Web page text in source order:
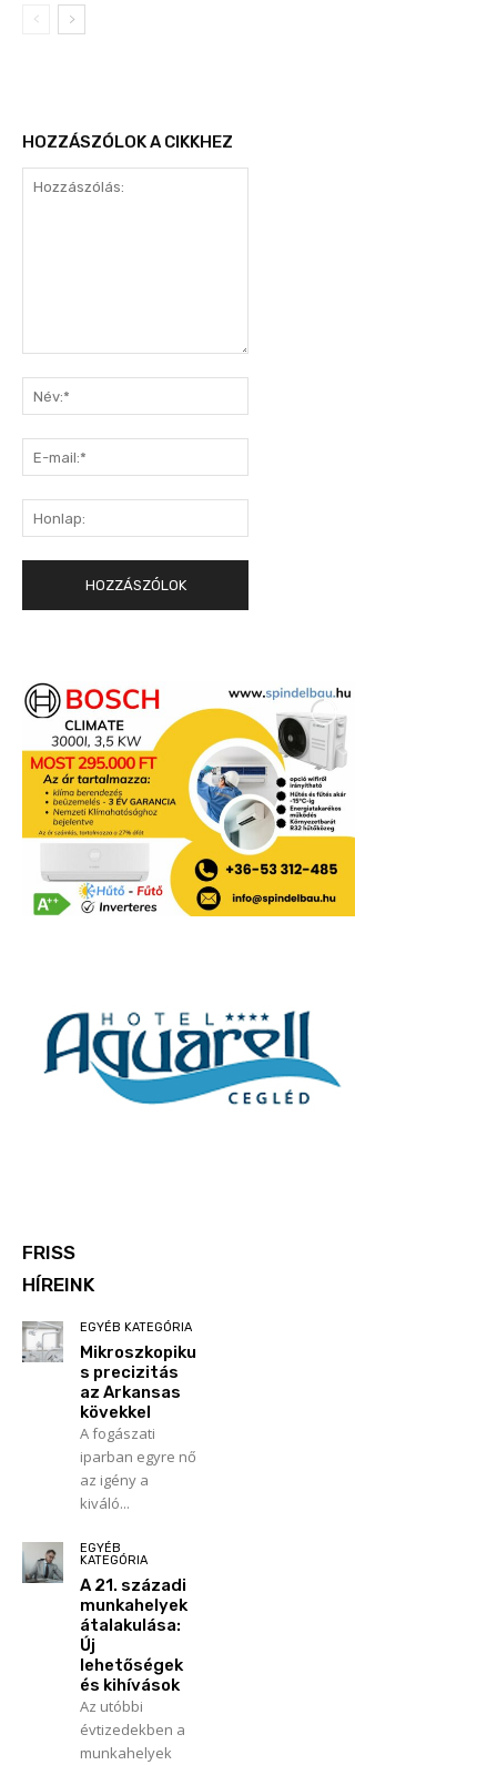
HOZZÁSZÓLOK A CIKKHEZ
mail:*
FRISS
HÍREINK
EGYÉB KATEGÓRIA
Mikroszkopiku
s precizitás
az Arkansas
kövekkel
A fogászati
iparban egyre nő
az igény a
kiváló...
EGYÉB
KATEGÓRIA
A 21. századi
munkahelyek
átalakulása:
Új
lehetőségek
és kihívások
Az utóbbi
évtizedekben a
munkahelyek